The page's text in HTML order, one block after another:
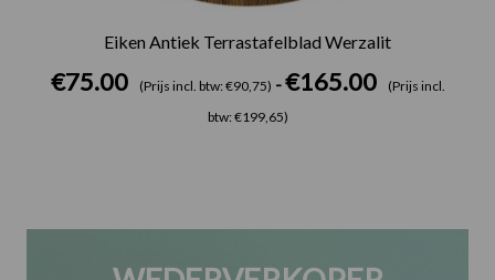
Eiken Antiek Terrastafelblad Werzalit
€75.00 (Prijs incl. btw: €90,75) - €165.00
(Prijs incl.
btw: €199,65)